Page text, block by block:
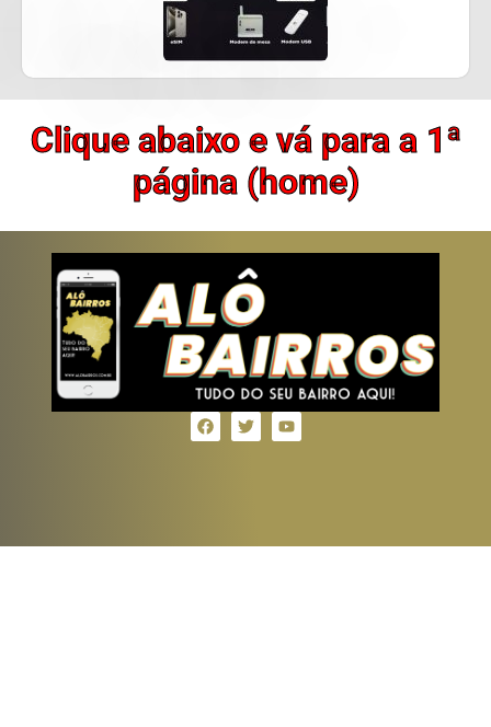
Clique abaixo e vá para a 1ª
página (home)